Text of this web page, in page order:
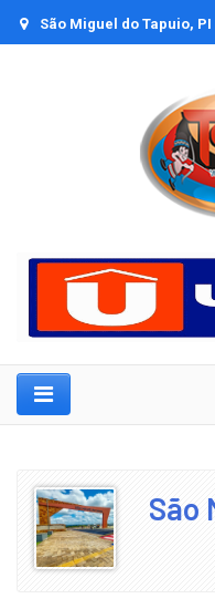
São Miguel do Tapuio, PI
São